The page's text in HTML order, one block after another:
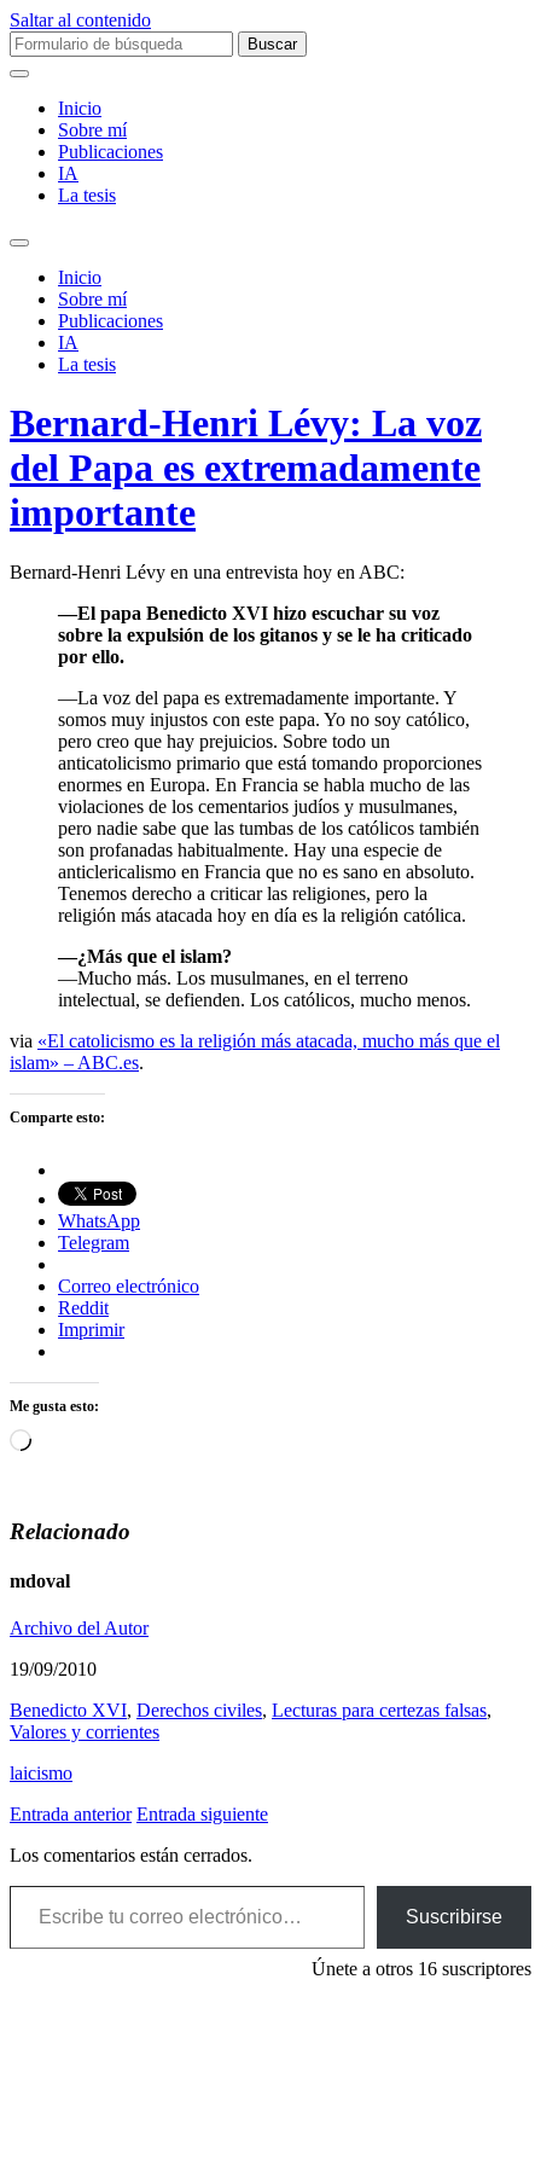
Saltar al contenido
Buscar:
Inicio
Sobre mí­
Publicaciones
IA
La tesis
Alternar
campo
búsqueda
Inicio
Sobre mí­
Publicaciones
IA
La tesis
Bernard-Henri Lévy: La voz
del Papa es extremadamente
importante
Bernard-Henri Lévy en una entrevista hoy en ABC:
—El papa Benedicto XVI hizo escuchar su voz
sobre la expulsión de los gitanos y se le ha criticado
por ello.
—La voz del papa es extremadamente importante. Y
somos muy injustos con este papa. Yo no soy católico,
pero creo que hay prejuicios. Sobre todo un
anticatolicismo primario que está tomando proporciones
enormes en Europa. En Francia se habla mucho de las
violaciones de los cementarios judíos y musulmanes,
pero nadie sabe que las tumbas de los católicos también
son profanadas habitualmente. Hay una especie de
anticlericalismo en Francia que no es sano en absoluto.
Tenemos derecho a criticar las religiones, pero la
religión más atacada hoy en día es la religión católica.
—¿Más que el islam?
—Mucho más. Los musulmanes, en el terreno
intelectual, se defienden. Los católicos, mucho menos.
via «El catolicismo es la religión más atacada, mucho más que el
islam» – ABC.es.
Comparte esto:
WhatsApp
Telegram
Correo electrónico
Reddit
Imprimir
Me gusta esto:
Cargando...
Relacionado
mdoval
Archivo del Autor
19/09/2010
Benedicto XVI, Derechos civiles, Lecturas para certezas falsas,
Valores y corrientes
laicismo
Entrada anterior Entrada siguiente
Los comentarios están cerrados.
Escribe tu correo electrónico…
Suscribirse
Únete a otros 16 suscriptores